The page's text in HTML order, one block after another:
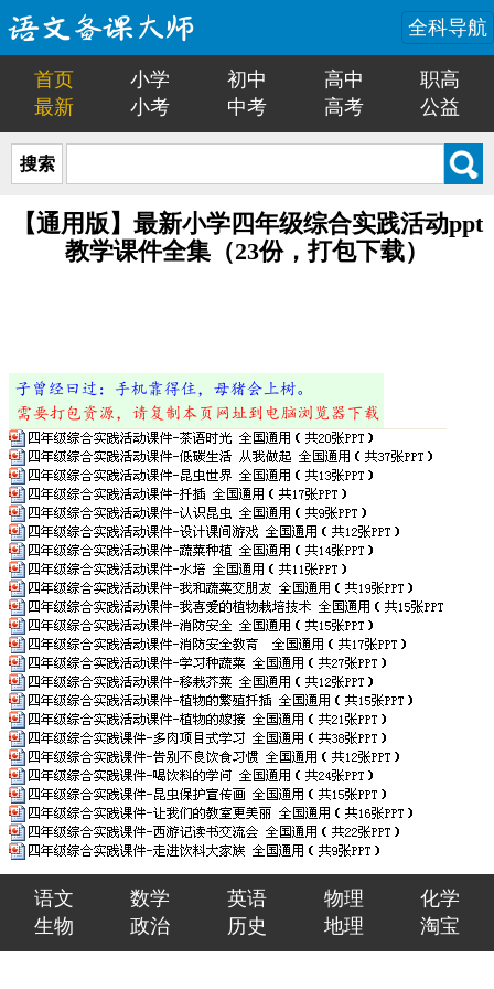
全科导航
首页 小学 初中 高中
职高
最新
小考 中考 高考 公益
搜索
【通用版】最新小学四年级综合实践活动ppt
教学课件全集（23份，打包下载）
语文 数学 英语 物理
化学
生物
政治 历史 地理 淘宝